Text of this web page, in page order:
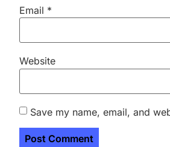
Email *
Website
Save my name, email, and